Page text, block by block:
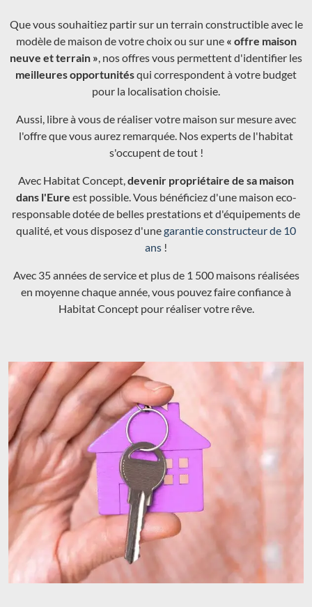
Que vous souhaitiez partir sur un terrain constructible avec le
modèle de maison de votre choix ou sur une « offre maison
neuve et terrain », nos offres vous permettent d'identifier les
meilleures opportunitésqui correspondent à votre budget
pour la localisation choisie.
Aussi, libre à vous de réaliser votre maison sur mesure avec
l'offre que vous aurez remarquée. Nos experts de l'habitat
s'occupent de tout !
Avec Habitat Concept,devenir propriétaire de sa maison
dans l'Eure est possible. Vous bénéficiez d'une maison eco-
responsable dotée de belles prestations et d'équipements de
qualité, et vous disposez d'unegarantie constructeur de 10
ans !
Avec 35 années de service et plus de 1 500 maisons réalisées
en moyenne chaque année, vous pouvez faire confiance à
Habitat Concept pour réaliser votre rêve.